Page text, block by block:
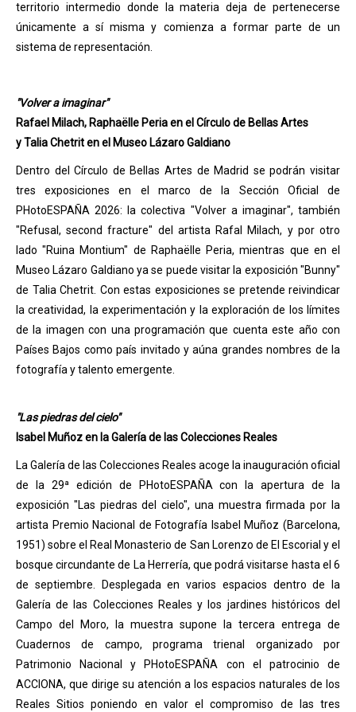
territorio intermedio donde la materia deja de pertenecerse
únicamente a sí misma y comienza a formar parte de un
sistema de representación.
"Volver a imaginar"
Rafael Milach, Raphaëlle Peria en el Círculo de Bellas Artes
y Talia Chetrit en el Museo Lázaro Galdiano
Dentro del Círculo de Bellas Artes de Madrid se podrán visitar
tres exposiciones en el marco de la Sección Oficial de
PHotoESPAÑA 2026: la colectiva "Volver a imaginar", también
"Refusal, second fracture" del artista Rafal Milach, y por otro
lado "Ruina Montium" de Raphaëlle Peria, mientras que en el
Museo Lázaro Galdiano ya se puede visitar la exposición "Bunny"
de Talia Chetrit. Con estas exposiciones se pretende reivindicar
la creatividad, la experimentación y la exploración de los límites
de la imagen con una programación que cuenta este año con
Países Bajos como país invitado y aúna grandes nombres de la
fotografía y talento emergente.
"Las piedras del cielo"
Isabel Muñoz en la Galería de las Colecciones Reales
La Galería de las Colecciones Reales acoge la inauguración oficial
de la 29ª edición de PHotoESPAÑA con la apertura de la
exposición "Las piedras del cielo", una muestra firmada por la
artista Premio Nacional de Fotografía Isabel Muñoz (Barcelona,
1951) sobre el Real Monasterio de San Lorenzo de El Escorial y el
bosque circundante de La Herrería, que podrá visitarse hasta el 6
de septiembre. Desplegada en varios espacios dentro de la
Galería de las Colecciones Reales y los jardines históricos del
Campo del Moro, la muestra supone la tercera entrega de
Cuadernos de campo, programa trienal organizado por
Patrimonio Nacional y PHotoESPAÑA con el patrocinio de
ACCIONA, que dirige su atención a los espacios naturales de los
Reales Sitios poniendo en valor el compromiso de las tres